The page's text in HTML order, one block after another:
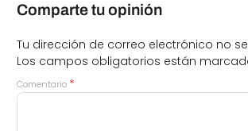
Comparte tu opinión
Tu dirección de correo electrónico no
Los campos obligatorios están
Comentario *